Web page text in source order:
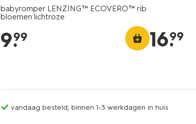
babyromper LENZING™ ECOVERO™ rib
bloemen lichtroze
9.
99 16.
99
vandaag besteld, binnen 1-3 werkdagen in huis